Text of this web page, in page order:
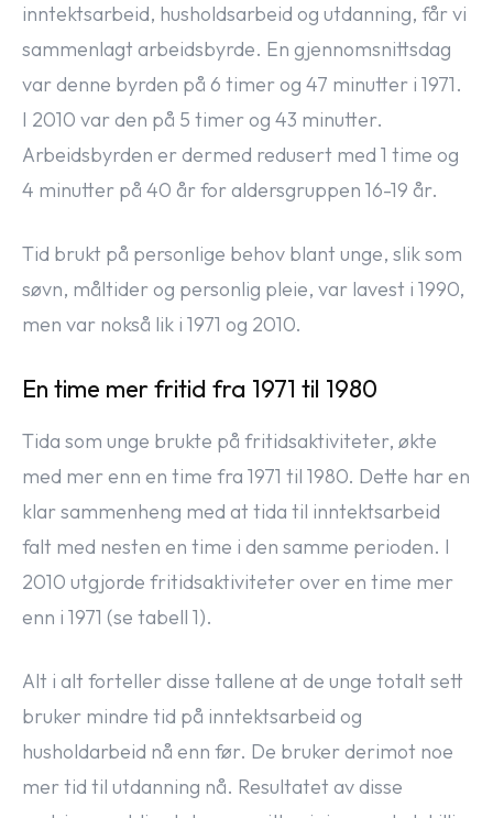
inntektsarbeid, husholdsarbeid og utdanning, får vi
sammenlagt arbeidsbyrde. En gjennomsnittsdag
var denne byrden på 6 timer og 47 minutter i 1971.
I 2010 var den på 5 timer og 43 minutter.
Arbeidsbyrden er dermed redusert med 1 time og
4 minutter på 40 år for aldersgruppen 16-19 år.
Tid brukt på personlige behov blant unge, slik som
søvn, måltider og personlig pleie, var lavest i 1990,
men var nokså lik i 1971 og 2010.
En time mer fritid fra 1971 til 1980
Tida som unge brukte på fritidsaktiviteter, økte
med mer enn en time fra 1971 til 1980. Dette har en
klar sammenheng med at tida til inntektsarbeid
falt med nesten en time i den samme perioden. I
2010 utgjorde fritidsaktiviteter over en time mer
enn i 1971 (se tabell 1).
Alt i alt forteller disse tallene at de unge totalt sett
bruker mindre tid på inntektsarbeid og
husholdarbeid nå enn før. De bruker derimot noe
mer tid til utdanning nå. Resultatet av disse